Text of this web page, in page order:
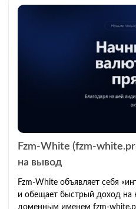
Fzm-White (fzm-
на вывод
Fzm-White объявляет себя
и обещает быстрый доход на